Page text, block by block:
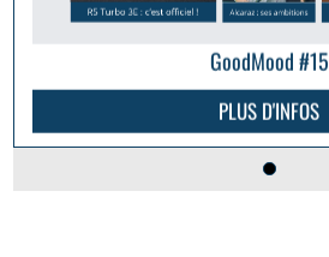
GoodMood #15
PLUS D'INFOS